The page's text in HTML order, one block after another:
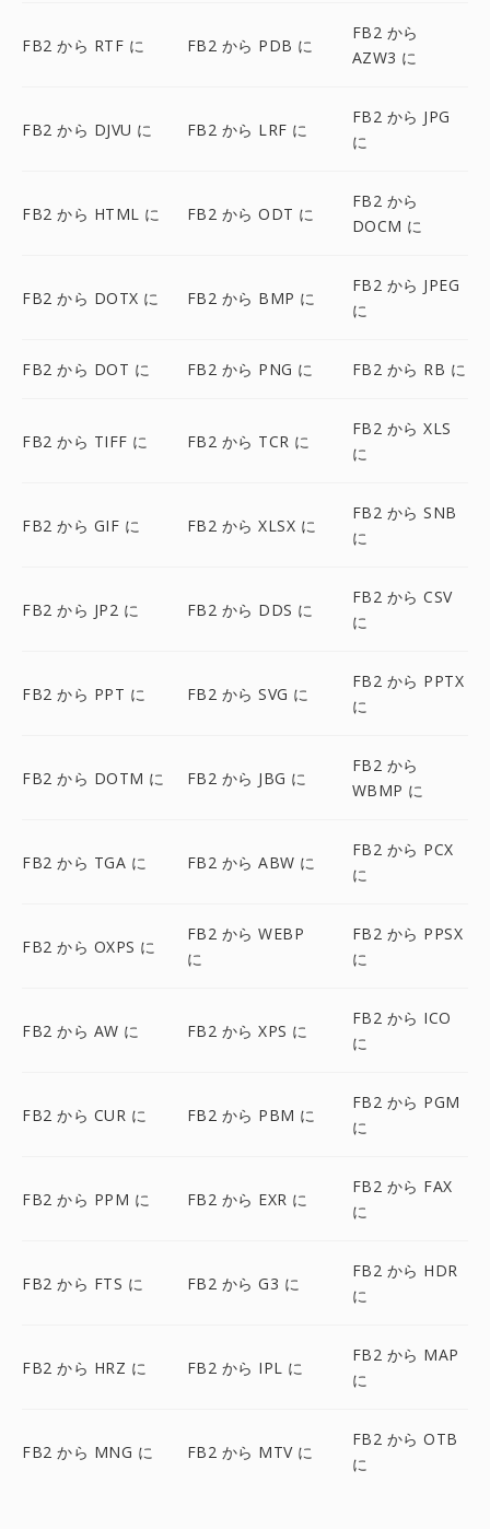
FB2 から RTF に FB2 から PDB に
FB2 から
AZW3 に
FB2 から DJVU に FB2 から LRF に
FB2 から JPG
に
FB2 から HTML に FB2 から ODT に
FB2 から
DOCM に
FB2 から DOTX に FB2 から BMP に
FB2 から JPEG
に
FB2 から DOT に FB2 から PNG に FB2 から RB に
FB2 から TIFF に FB2 から TCR に
FB2 から XLS
に
FB2 から GIF に FB2 から XLSX に
FB2 から SNB
に
FB2 から JP2 に FB2 から DDS に
FB2 から CSV
に
FB2 から PPT に FB2 から SVG に
FB2 から PPTX
に
FB2 から DOTM に FB2 から JBG に
FB2 から
WBMP に
FB2 から TGA に FB2 から ABW に
FB2 から PCX
に
FB2 から OXPS に
FB2 から WEBP
に
FB2 から PPSX
に
FB2 から AW に FB2 から XPS に
FB2 から ICO
に
FB2 から CUR に FB2 から PBM に
FB2 から PGM
に
FB2 から PPM に FB2 から EXR に
FB2 から FAX
に
FB2 から FTS に FB2 から G3 に
FB2 から HDR
に
FB2 から HRZ に FB2 から IPL に
FB2 から MAP
に
FB2 から MNG に FB2 から MTV に
FB2 から OTB
に